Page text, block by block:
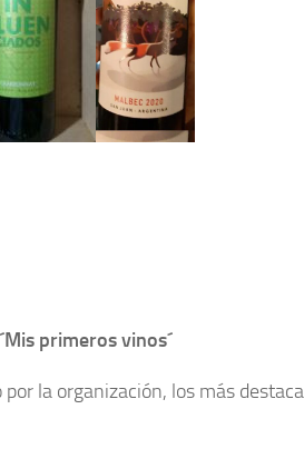
primeros vinos´
la organización, los más